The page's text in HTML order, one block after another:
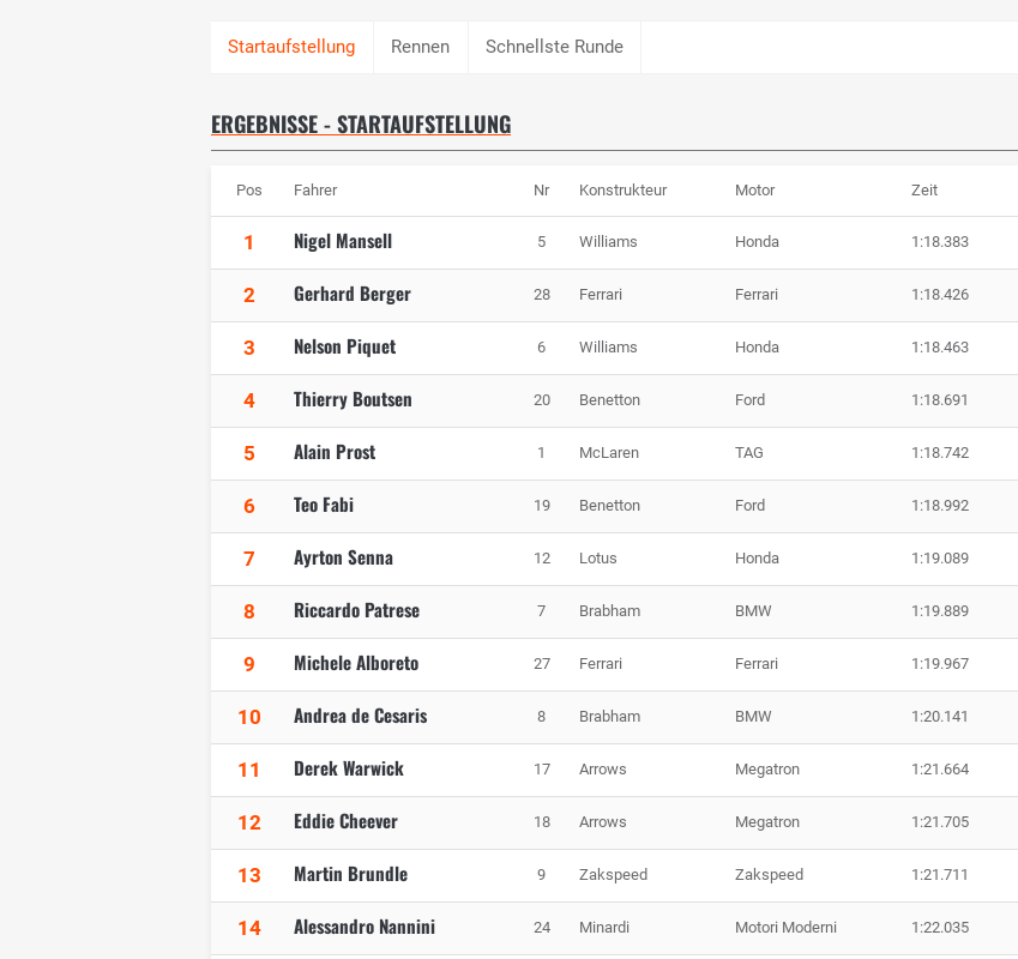
Rennen Schnellste Runde
ERGEBNISSE - STARTAUFSTELLUNG
Pos Fahrer Nr Konstrukteur Motor Zeit
1 Nigel Mansell 5 Williams Honda 1:18.383
2 Gerhard Berger 28 Ferrari Ferrari 1:18.426
3 Nelson Piquet 6 Williams Honda 1:18.463
4 Thierry Boutsen 20 Benetton Ford 1:18.691
5 Alain Prost 1 McLaren TAG 1:18.742
6 Teo Fabi 19 Benetton Ford 1:18.992
7 Ayrton Senna 12 Lotus Honda 1:19.089
8 Riccardo Patrese 7 Brabham BMW 1:19.889
9 Michele Alboreto 27 Ferrari Ferrari 1:19.967
10 Andrea de Cesaris 8 Brabham BMW 1:20.141
11 Derek Warwick 17 Arrows Megatron 1:21.664
12 Eddie Cheever 18 Arrows Megatron 1:21.705
13 Martin Brundle 9 Zakspeed Zakspeed 1:21.711
14 Alessandro Nannini 24 Minardi Motori Moderni 1:22.035